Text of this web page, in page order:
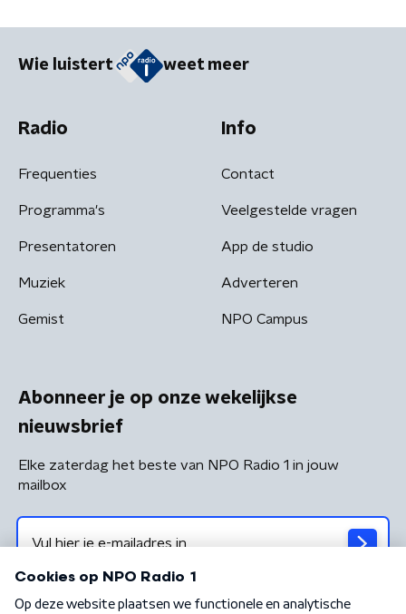
Wie luistert weet meer
Radio
Frequenties
Programma's
Presentatoren
Muziek
Gemist
Info
Contact
Veelgestelde vragen
App de studio
Adverteren
NPO Campus
Abonneer je op onze wekelijkse
nieuwsbrief
Elke zaterdag het beste van NPO Radio 1 in jouw
mailbox